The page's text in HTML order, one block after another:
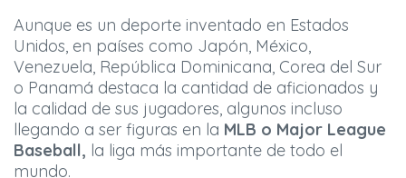
Aunque es un deporte inventado en Estados
Unidos, en países como Japón, México,
Venezuela, República Dominicana, Corea del Sur
o Panamá destaca la cantidad de aficionados y
la calidad de sus jugadores, algunos incluso
llegando a ser figuras en la MLB o Major League
Baseball, la liga más importante de todo el
mundo.